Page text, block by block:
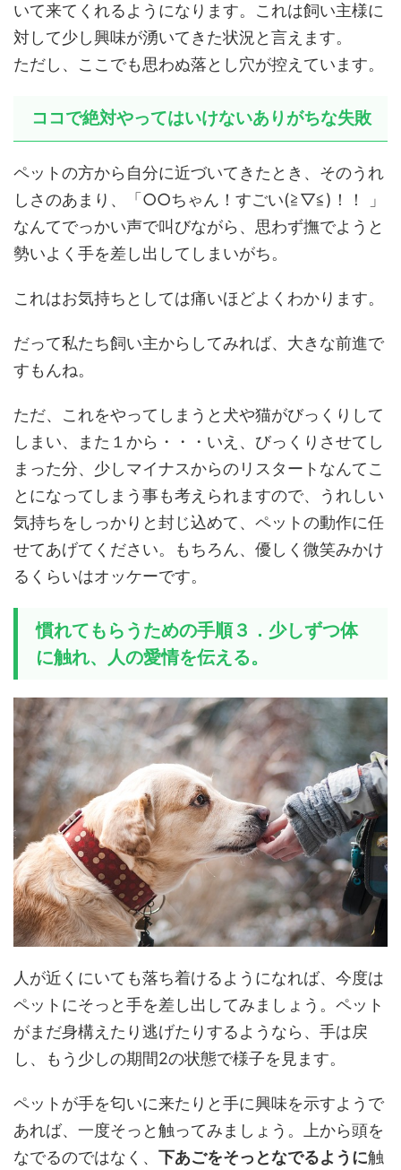
いて来てくれるようになります。これは飼い主様に
対して少し興味が湧いてきた状況と言えます。
ただし、ここでも思わぬ落とし穴が控えています。
ココで絶対やってはいけないありがちな失敗
ペットの方から自分に近づいてきたとき、そのうれ
しさのあまり、「○○ちゃん！すごい(≧▽≦)！！ 」
なんてでっかい声で叫びながら、思わず撫でようと
勢いよく手を差し出してしまいがち。
これはお気持ちとしては痛いほどよくわかります。
だって私たち飼い主からしてみれば、大きな前進で
すもんね。
ただ、これをやってしまうと犬や猫がびっくりして
しまい、また１から・・・いえ、びっくりさせてし
まった分、少しマイナスからのリスタートなんてこ
とになってしまう事も考えられますので、うれしい
気持ちをしっかりと封じ込めて、ペットの動作に任
せてあげてください。もちろん、優しく微笑みかけ
るくらいはオッケーです。
慣れてもらうための手順３．少しずつ体
に触れ、人の愛情を伝える。
人が近くにいても落ち着けるようになれば、今度は
ペットにそっと手を差し出してみましょう。ペット
がまだ身構えたり逃げたりするようなら、手は戻
し、もう少しの期間2の状態で様子を見ます。
ペットが手を匂いに来たりと手に興味を示すようで
あれば、一度そっと触ってみましょう。上から頭を
なでるのではなく、 下あごをそっとなでるように触